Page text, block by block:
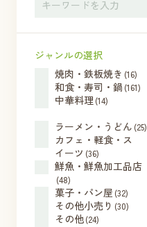
ジャンルの選択
焼肉・鉄板焼き (16)
和食・寿司・鍋 (161)
中華料理 (14)
ラーメン・うどん (25)
カフェ・軽食・ス
イーツ (36)
鮮魚・鮮魚加工品店
(48)
菓子・パン屋 (32)
その他小売り (30)
その他(24)